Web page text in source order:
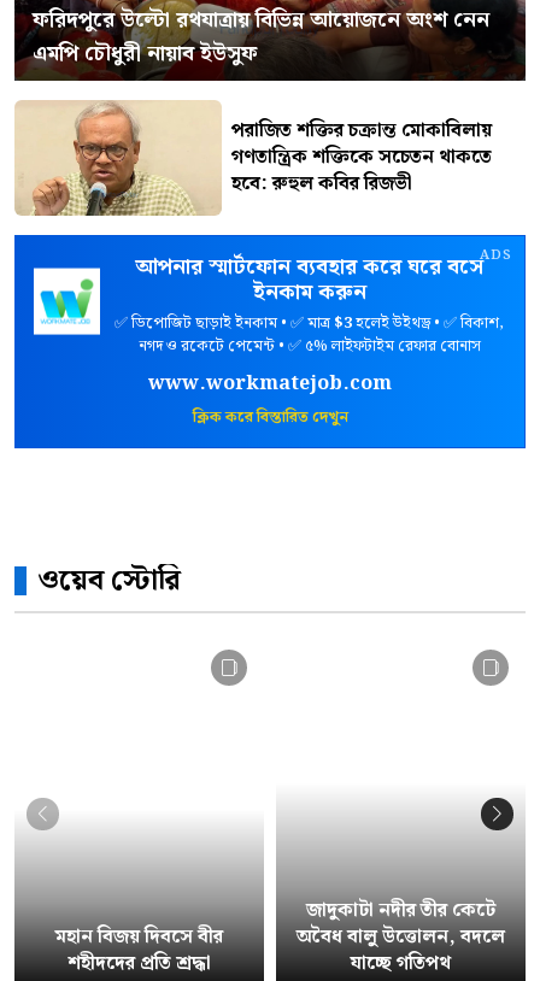
ফরিদপুরে উল্টো রথযাত্রায় বিভিন্ন আয়োজনে অংশ নেন
এমপি চৌধুরী নায়াব ইউসুফ
পরাজিত শক্তির চক্রান্ত মোকাবিলায়
গণতান্ত্রিক শক্তিকে সচেতন থাকতে
হবে: রুহুল কবির রিজভী
ADS
আপনার স্মার্টফোন ব্যবহার করে ঘরে বসে
ইনকাম করুন
✅ ডিপোজিট ছাড়াই ইনকাম • ✅ মাত্র$3হলেই উইথড্র • ✅ বিকাশ,
নগদ ও রকেটে পেমেন্ট • ✅ ৫% লাইফটাইম রেফার বোনাস
www.workmatejob.com
ক্লিক করে বিস্তারিত দেখুন
ওয়েব স্টোরি
মহান বিজয় দিবসে বীর
শহীদদের প্রতি শ্রদ্ধা
জাদুকাটা নদীর তীর কেটে
অবৈধ বালু উত্তোলন, বদলে
যাচ্ছে গতিপথ